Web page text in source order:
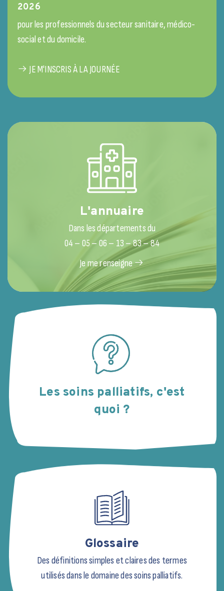
2026
pour les professionnels du secteur sanitaire, médico-
social et du domicile.
JE M'INSCRIS À LA JOURNÉE
L'annuaire
Dans les départements du
04 – 05 – 06 – 13 – 83 – 84
Je me renseigne
Les soins palliatifs, c'est
quoi ?
Glossaire
Des définitions simples et claires des termes
utilisés dans le domaine des soins palliatifs.